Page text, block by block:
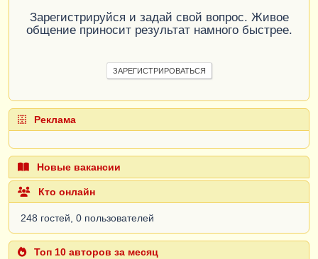
Зарегистрируйся и задай свой вопрос. Живое
общение приносит результат намного быстрее.
ЗАРЕГИСТРИРОВАТЬСЯ
Реклама
Новые вакансии
Кто онлайн
248 гостей, 0 пользователей
Топ 10 авторов за месяц